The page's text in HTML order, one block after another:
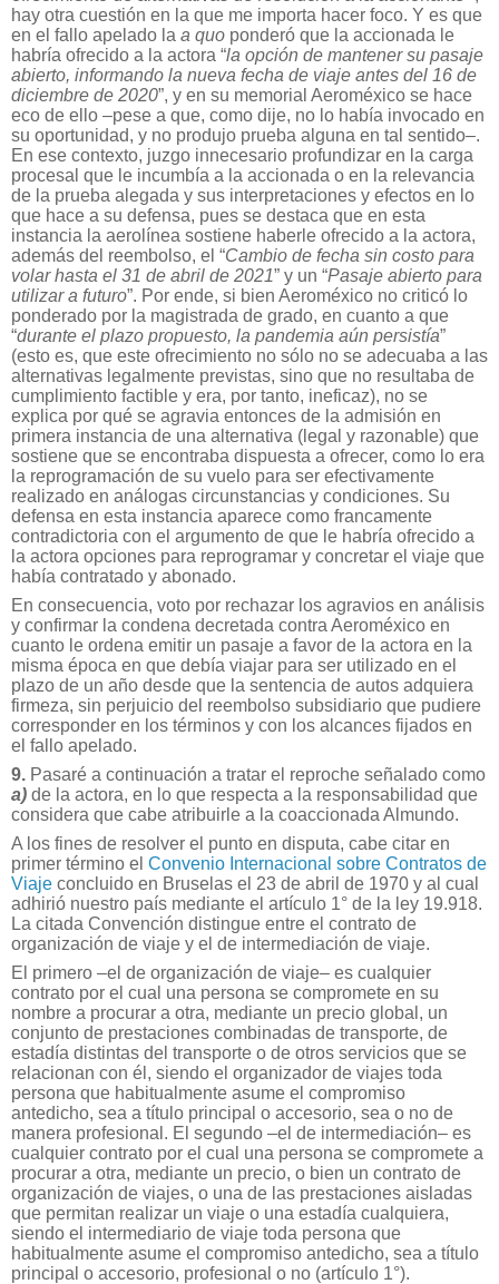
hay otra cuestión en la que me importa hacer foco. Y es que
en el fallo apelado la a quo ponderó que la accionada le
habría ofrecido a la actora “la opción de mantener su pasaje
abierto, informando la nueva fecha de viaje antes del 16 de
diciembre de 2020”, y en su memorial Aeroméxico se hace
eco de ello –pese a que, como dije, no lo había invocado en
su oportunidad, y no produjo prueba alguna en tal sentido–.
En ese contexto, juzgo innecesario profundizar en la carga
procesal que le incumbía a la accionada o en la relevancia
de la prueba alegada y sus interpretaciones y efectos en lo
que hace a su defensa, pues se destaca que en esta
instancia la aerolínea sostiene haberle ofrecido a la actora,
además del reembolso, el “Cambio de fecha sin costo para
volar hasta el 31 de abril de 2021” y un “Pasaje abierto para
utilizar a futuro”. Por ende, si bien Aeroméxico no criticó lo
ponderado por la magistrada de grado, en cuanto a que
“durante el plazo propuesto, la pandemia aún persistía”
(esto es, que este ofrecimiento no sólo no se adecuaba a las
alternativas legalmente previstas, sino que no resultaba de
cumplimiento factible y era, por tanto, ineficaz), no se
explica por qué se agravia entonces de la admisión en
primera instancia de una alternativa (legal y razonable) que
sostiene que se encontraba dispuesta a ofrecer, como lo era
la reprogramación de su vuelo para ser efectivamente
realizado en análogas circunstancias y condiciones. Su
defensa en esta instancia aparece como francamente
contradictoria con el argumento de que le habría ofrecido a
la actora opciones para reprogramar y concretar el viaje que
había contratado y abonado.
En consecuencia, voto por rechazar los agravios en análisis
y confirmar la condena decretada contra Aeroméxico en
cuanto le ordena emitir un pasaje a favor de la actora en la
misma época en que debía viajar para ser utilizado en el
plazo de un año desde que la sentencia de autos adquiera
firmeza, sin perjuicio del reembolso subsidiario que pudiere
corresponder en los términos y con los alcances fijados en
el fallo apelado.
9. Pasaré a continuación a tratar el reproche señalado como
a) de la actora, en lo que respecta a la responsabilidad que
considera que cabe atribuirle a la coaccionada Almundo.
A los fines de resolver el punto en disputa, cabe citar en
primer término el Convenio Internacional sobre Contratos de
Viaje concluido en Bruselas el 23 de abril de 1970 y al cual
adhirió nuestro país mediante el artículo 1° de la ley 19.918.
La citada Convención distingue entre el contrato de
organización de viaje y el de intermediación de viaje.
El primero –el de organización de viaje– es cualquier
contrato por el cual una persona se compromete en su
nombre a procurar a otra, mediante un precio global, un
conjunto de prestaciones combinadas de transporte, de
estadía distintas del transporte o de otros servicios que se
relacionan con él, siendo el organizador de viajes toda
persona que habitualmente asume el compromiso
antedicho, sea a título principal o accesorio, sea o no de
manera profesional. El segundo –el de intermediación– es
cualquier contrato por el cual una persona se compromete a
procurar a otra, mediante un precio, o bien un contrato de
organización de viajes, o una de las prestaciones aisladas
que permitan realizar un viaje o una estadía cualquiera,
siendo el intermediario de viaje toda persona que
habitualmente asume el compromiso antedicho, sea a título
principal o accesorio, profesional o no (artículo 1°).